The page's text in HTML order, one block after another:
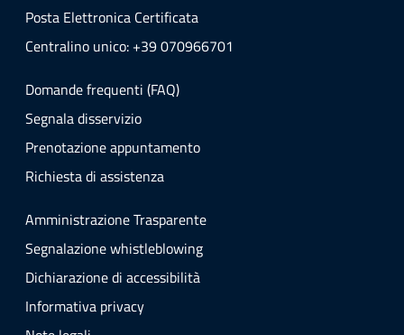
Posta Elettronica Certificata
Centralino unico: +39 070966701
Domande frequenti (FAQ)
Segnala disservizio
Prenotazione appuntamento
Richiesta di assistenza
Amministrazione Trasparente
Segnalazione whistleblowing
Dichiarazione di accessibilità
Informativa privacy